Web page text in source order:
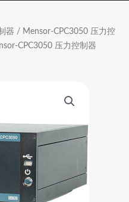
器 / Mensor-CPC3050 压力控
CPC3050 压力控制器